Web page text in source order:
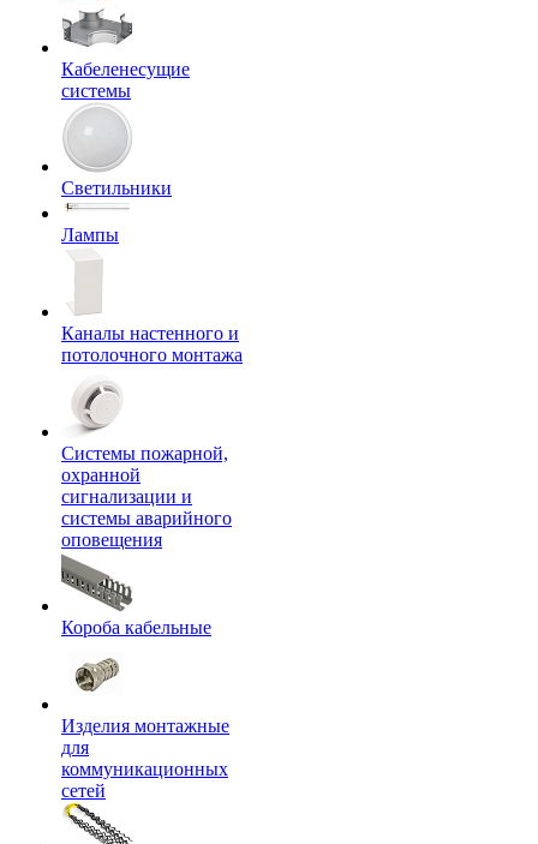
Кабеленесущие
системы
Светильники
Лампы
Каналы настенного и
потолочного монтажа
Системы пожарной,
охранной
сигнализации и
системы аварийного
оповещения
Короба кабельные
Изделия монтажные
для
коммуникационных
сетей